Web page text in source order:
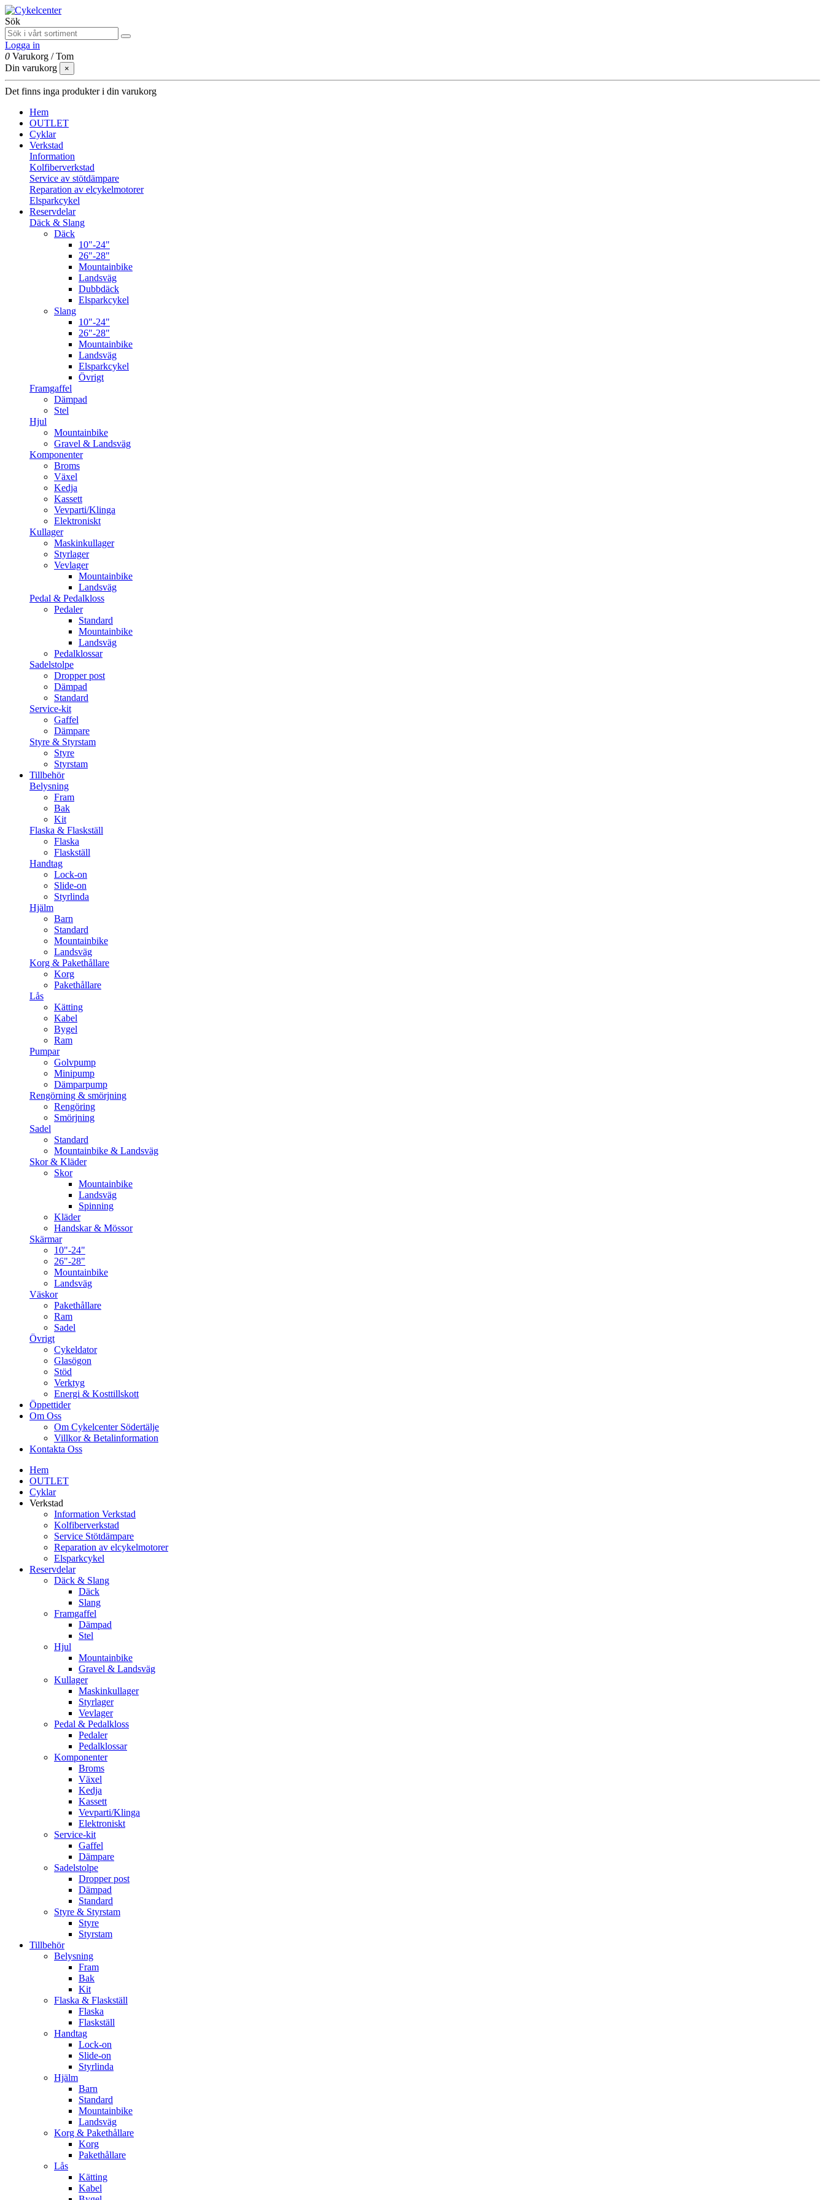
Sök
Logga in
0 Varukorg /Tom
Din varukorg
×
Det finns inga produkter i din varukorg
Hem
OUTLET
Cyklar
Verkstad
Information
Kolfiberverkstad
Service av stötdämpare
Reparation av elcykelmotorer
Elsparkcykel
Reservdelar
Däck & Slang
Däck
10"-24"
26"-28"
Mountainbike
Landsväg
Dubbdäck
Elsparkcykel
Slang
10"-24"
26"-28"
Mountainbike
Landsväg
Elsparkcykel
Övrigt
Framgaffel
Dämpad
Stel
Hjul
Mountainbike
Gravel & Landsväg
Komponenter
Broms
Växel
Kedja
Kassett
Vevparti/Klinga
Elektroniskt
Kullager
Maskinkullager
Styrlager
Vevlager
Mountainbike
Landsväg
Pedal & Pedalkloss
Pedaler
Standard
Mountainbike
Landsväg
Pedalklossar
Sadelstolpe
Dropper post
Dämpad
Standard
Service-kit
Gaffel
Dämpare
Styre & Styrstam
Styre
Styrstam
Tillbehör
Belysning
Fram
Bak
Kit
Flaska & Flaskställ
Flaska
Flaskställ
Handtag
Lock-on
Slide-on
Styrlinda
Hjälm
Barn
Standard
Mountainbike
Landsväg
Korg & Pakethållare
Korg
Pakethållare
Lås
Kätting
Kabel
Bygel
Ram
Pumpar
Golvpump
Minipump
Dämparpump
Rengörning & smörjning
Rengöring
Smörjning
Sadel
Standard
Mountainbike & Landsväg
Skor & Kläder
Skor
Mountainbike
Landsväg
Spinning
Kläder
Handskar & Mössor
Skärmar
10"-24"
26"-28"
Mountainbike
Landsväg
Väskor
Pakethållare
Ram
Sadel
Övrigt
Cykeldator
Glasögon
Stöd
Verktyg
Energi & Kosttillskott
Öppettider
Om Oss
Om Cykelcenter Södertälje
Villkor & Betalinformation
Kontakta Oss
Hem
OUTLET
Cyklar
Verkstad
Information Verkstad
Kolfiberverkstad
Service Stötdämpare
Reparation av elcykelmotorer
Elsparkcykel
Reservdelar
Däck & Slang
Däck
Slang
Framgaffel
Dämpad
Stel
Hjul
Mountainbike
Gravel & Landsväg
Kullager
Maskinkullager
Styrlager
Vevlager
Pedal & Pedalkloss
Pedaler
Pedalklossar
Komponenter
Broms
Växel
Kedja
Kassett
Vevparti/Klinga
Elektroniskt
Service-kit
Gaffel
Dämpare
Sadelstolpe
Dropper post
Dämpad
Standard
Styre & Styrstam
Styre
Styrstam
Tillbehör
Belysning
Fram
Bak
Kit
Flaska & Flaskställ
Flaska
Flaskställ
Handtag
Lock-on
Slide-on
Styrlinda
Hjälm
Barn
Standard
Mountainbike
Landsväg
Korg & Pakethållare
Korg
Pakethållare
Lås
Kätting
Kabel